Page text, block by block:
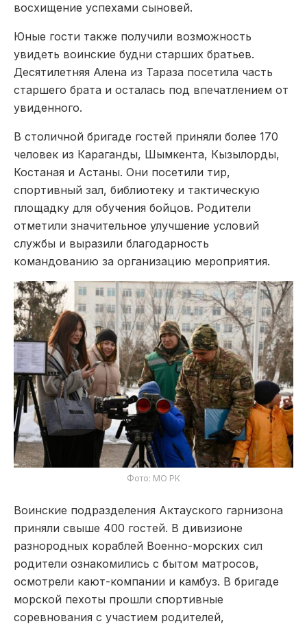
восхищение успехами сыновей.
Юные гости также получили возможность
увидеть воинские будни старших братьев.
Десятилетняя Алена из Тараза посетила часть
старшего брата и осталась под впечатлением от
увиденного.
В столичной бригаде гостей приняли более 170
человек из Караганды, Шымкента, Кызылорды,
Костаная и Астаны. Они посетили тир,
спортивный зал, библиотеку и тактическую
площадку для обучения бойцов. Родители
отметили значительное улучшение условий
службы и выразили благодарность
командованию за организацию мероприятия.
Фото: МО РК
Воинские подразделения Актауского гарнизона
приняли свыше 400 гостей. В дивизионе
разнородных кораблей Военно-морских сил
родители ознакомились с бытом матросов,
осмотрели кают-компании и камбуз. В бригаде
морской пехоты прошли спортивные
соревнования с участием родителей,